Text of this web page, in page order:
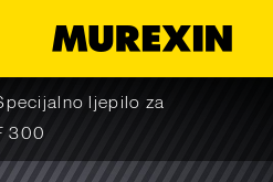
ljepilo za
300